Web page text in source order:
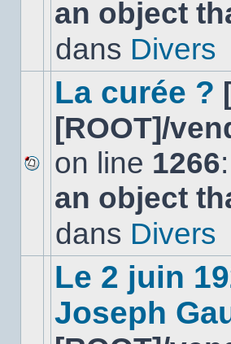
nouveau
message
an object
dans Divers
Aucun
nouveau
message
La curée ?
[ROOT]/
on line 1266:
an object
dans Divers
Le 2 juin
Joseph